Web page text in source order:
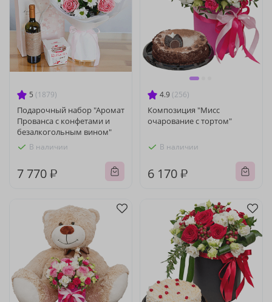
5 (1879)
Подарочный набор "Аромат
Прованса с конфетами и
безалкогольным вином"
В наличии
7 770 ₽
4.9 (256)
Композиция "Мисс
очарование с тортом"
В наличии
6 170 ₽